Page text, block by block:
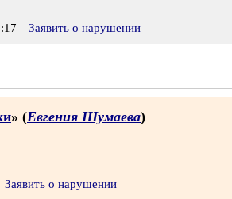
Заявить о нарушении
» (Евгения Шумаева)
Заявить о нарушении